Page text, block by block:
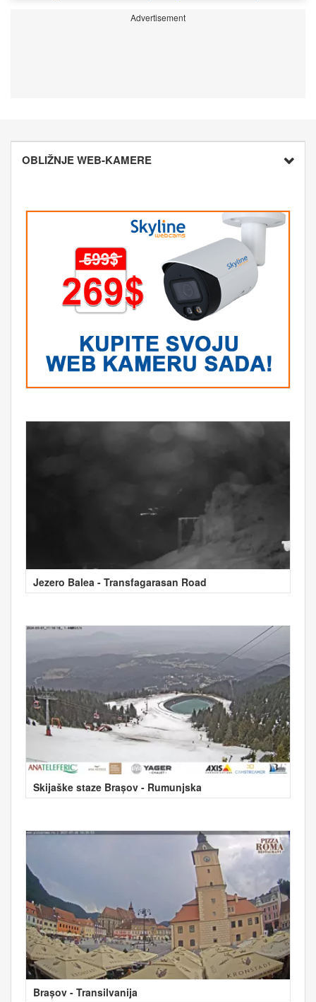
Advertisement
OBLIŽNJE WEB-KAMERE
Jezero Balea - Transfagarasan Road
Skijaške staze Brașov - Rumunjska
Brașov - Transilvanija